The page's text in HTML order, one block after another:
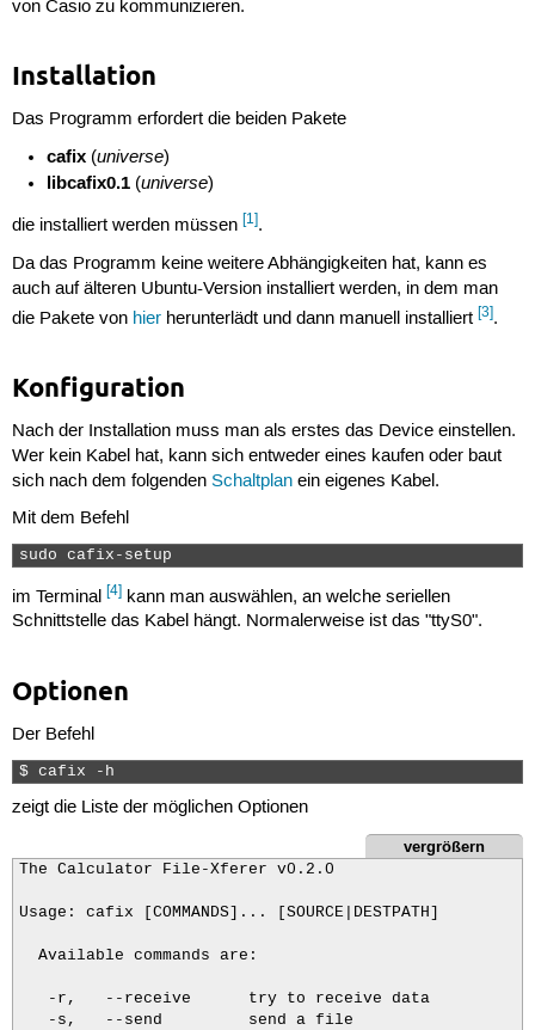
von Casio zu kommunizieren.
Installation
Das Programm erfordert die beiden Pakete
cafix (universe)
libcafix0.1 (universe)
die installiert werden müssen [1].
Da das Programm keine weitere Abhängigkeiten hat, kann es
auch auf älteren Ubuntu-Version installiert werden, in dem man
die Pakete von hierherunterlädt und dann manuell installiert [3].
Konfiguration
Nach der Installation muss man als erstes das Device einstellen.
Wer kein Kabel hat, kann sich entweder eines kaufen oder baut
sich nach dem folgenden Schaltplanein eigenes Kabel.
Mit dem Befehl
sudo cafix-setup
im Terminal [4]kann man auswählen, an welche seriellen
Schnittstelle das Kabel hängt. Normalerweise ist das "ttyS0".
Optionen
Der Befehl
$ cafix -h
zeigt die Liste der möglichen Optionen
vergrößern
The Calculator File-Xferer v0.2.0
Usage: cafix [COMMANDS]... [SOURCE|DESTPATH]
  Available commands are:
   -r,   --receive      try to receive data
   -s,   --send         send a file